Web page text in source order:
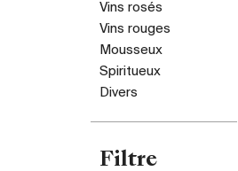
Vins rosés
Vins rouges
Mousseux
Spiritueux
Divers
Filtre